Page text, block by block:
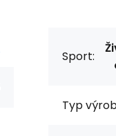
Sport:
Typ